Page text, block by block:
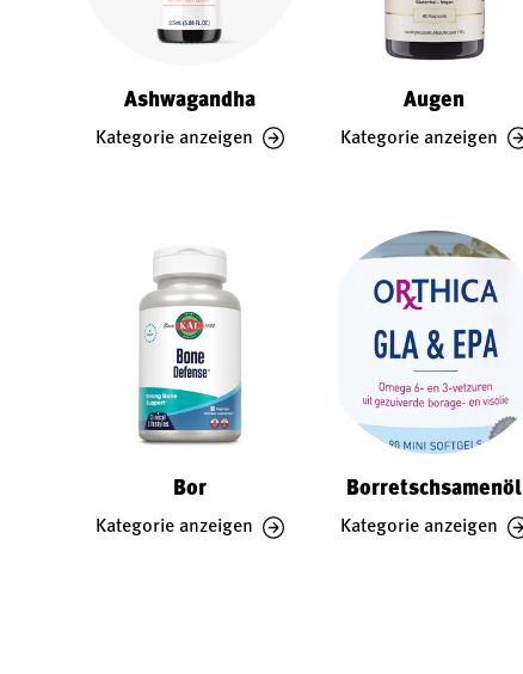
Ashwagandha
Kategorie anzeigen
Augen
Kategorie anzeigen
Bor
Kategorie anzeigen
Borretschsamenöl
Kategorie anzeigen